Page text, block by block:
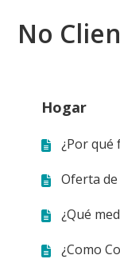
No
Hogar
¿Por qué
Oferta de
¿Qué
¿Como